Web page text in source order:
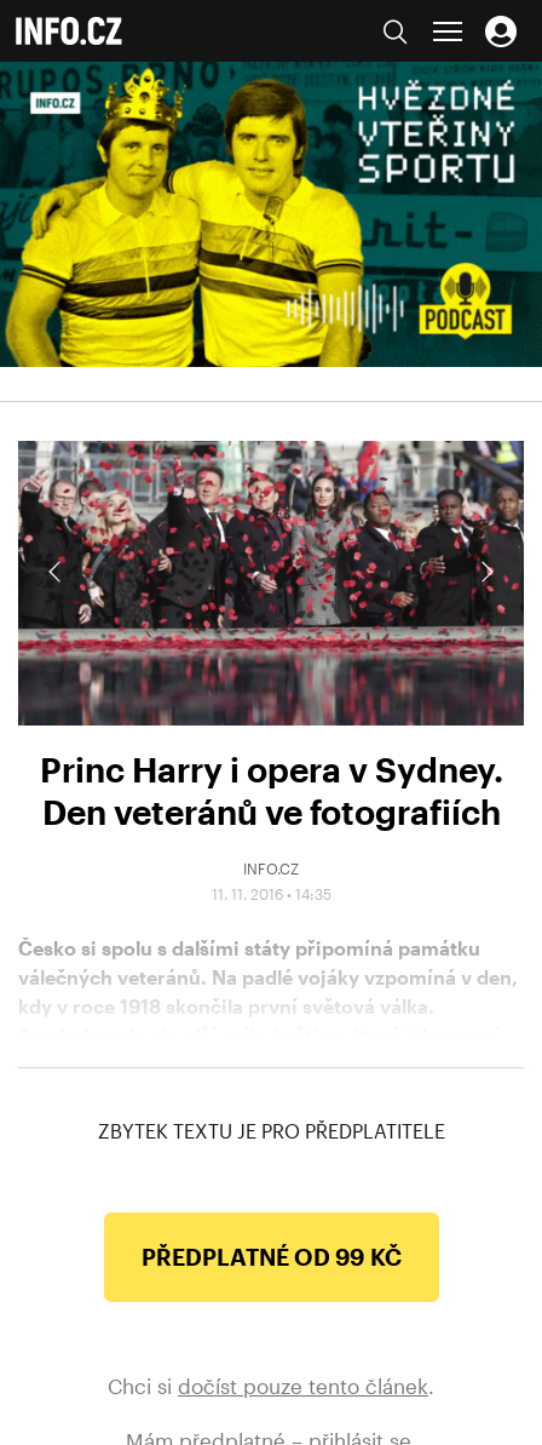
Princ Harry i opera v Sydney.
Den veteránů ve fotografiích
INFO.CZ
11. 11. 2016 • 14:35
Česko si spolu s dalšími státy připomíná památku
válečných veteránů. Na padlé vojáky vzpomíná v den,
kdy v roce 1918 skončila první světová válka.
vyrostla na polích zničených při bojích.
ZBYTEK TEXTU JE PRO PŘEDPLATITELE
PŘEDPLATNÉ OD 99 KČ
Chci si dočíst pouze tento článek
Mám předplatné – přihlásit se